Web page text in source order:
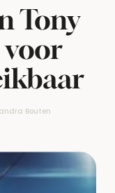
Tony
voor
Bouten